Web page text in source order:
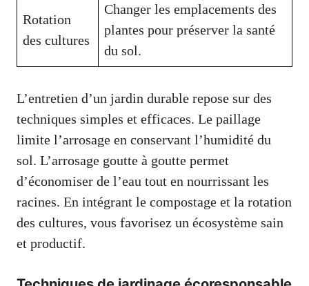
Rotation
des cultures
Changer les emplacements des
plantes pour préserver la santé
du sol.
L’entretien d’un jardin durable repose sur des
techniques simples et efficaces. Le paillage
limite l’arrosage en conservant l’humidité du
sol. L’arrosage goutte à goutte permet
d’économiser de l’eau tout en nourrissant les
racines. En intégrant le compostage et la rotation
des cultures, vous favorisez un écosystème sain
et productif.